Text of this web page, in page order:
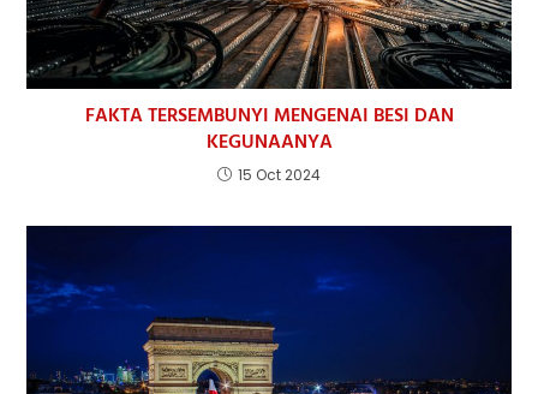
FAKTA TERSEMBUNYI MENGENAI BESI DAN
KEGUNAANYA
15 Oct 2024